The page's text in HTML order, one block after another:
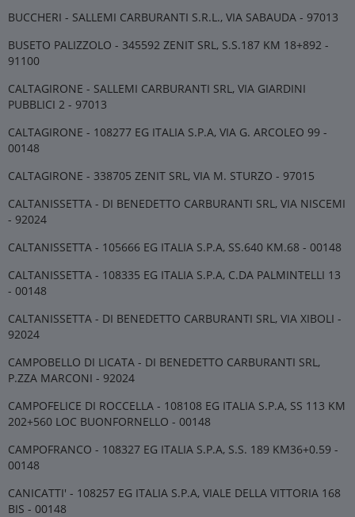
BUCCHERI - SALLEMI CARBURANTI S.R.L., VIA SABAUDA - 97013
BUSETO PALIZZOLO - 345592 ZENIT SRL, S.S.187 KM 18+892 -
91100
CALTAGIRONE - SALLEMI CARBURANTI SRL, VIA GIARDINI
PUBBLICI 2 - 97013
CALTAGIRONE - 108277 EG ITALIA S.P.A, VIA G. ARCOLEO 99 -
00148
CALTAGIRONE - 338705 ZENIT SRL, VIA M. STURZO - 97015
CALTANISSETTA - DI BENEDETTO CARBURANTI SRL, VIA NISCEMI
- 92024
CALTANISSETTA - 105666 EG ITALIA S.P.A, SS.640 KM.68 - 00148
CALTANISSETTA - 108335 EG ITALIA S.P.A, C.DA PALMINTELLI 13
- 00148
CALTANISSETTA - DI BENEDETTO CARBURANTI SRL, VIA XIBOLI -
92024
CAMPOBELLO DI LICATA - DI BENEDETTO CARBURANTI SRL,
P.ZZA MARCONI - 92024
CAMPOFELICE DI ROCCELLA - 108108 EG ITALIA S.P.A, SS 113 KM
202+560 LOC BUONFORNELLO - 00148
CAMPOFRANCO - 108327 EG ITALIA S.P.A, S.S. 189 KM36+0.59 -
00148
CANICATTI' - 108257 EG ITALIA S.P.A, VIALE DELLA VITTORIA 168
BIS - 00148